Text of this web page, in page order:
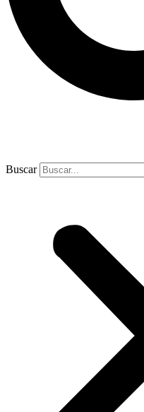
Buscar